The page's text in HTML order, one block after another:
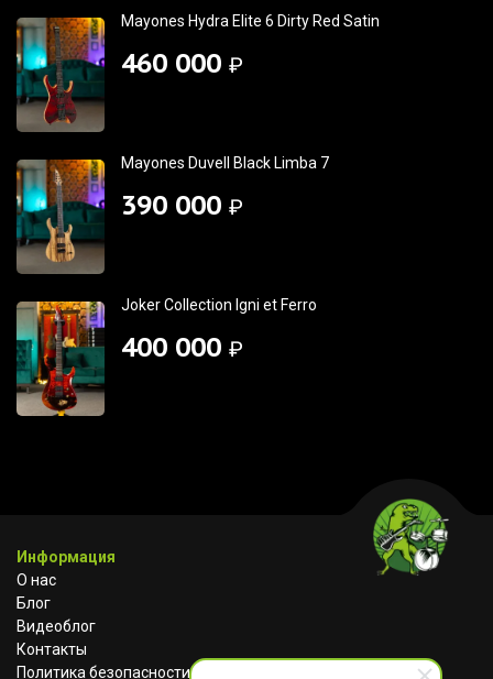
Mayones Hydra Elite 6 Dirty Red Satin
460 000 ₽
Mayones Duvell Black Limba 7
390 000 ₽
Joker Collection Igni et Ferro
400 000 ₽
Информация
О нас
Блог
Видеоблог
Контакты
Политика безопасности